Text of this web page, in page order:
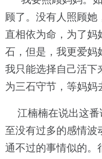
顾了。没有人照顾她
直相依为命，为了妈
石，但是，我更爱妈
我只能选择自己活下
为三石守节，等妈妈
江楠楠在说出这番
至没有过多的感情波
通不过的事情似的。